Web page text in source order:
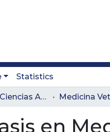
Statistics
Facultad de Ciencias Administrativas y Agropecuarias Medicina
en